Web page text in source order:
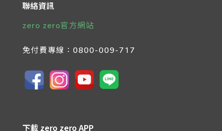
聯絡資訊
zero zero官方網站
免付費專線： 0800-009-717
下載 zero zero APP